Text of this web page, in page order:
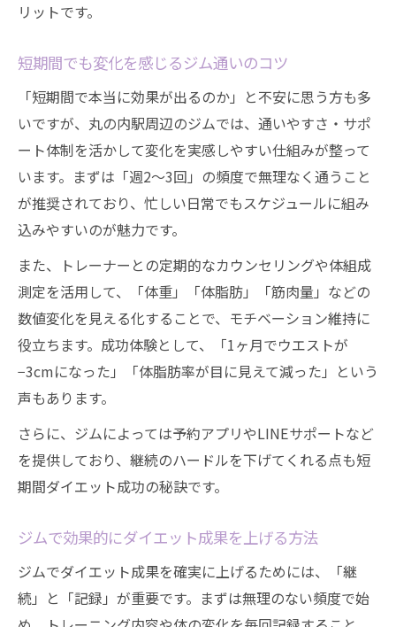
リットです。
短期間でも変化を感じるジム通いのコツ
「短期間で本当に効果が出るのか」と不安に思う方も多
いですが、丸の内駅周辺のジムでは、通いやすさ・サポ
ート体制を活かして変化を実感しやすい仕組みが整って
います。まずは「週2～3回」の頻度で無理なく通うこと
が推奨されており、忙しい日常でもスケジュールに組み
込みやすいのが魅力です。
また、トレーナーとの定期的なカウンセリングや体組成
測定を活用して、「体重」「体脂肪」「筋肉量」などの
数値変化を見える化することで、モチベーション維持に
役立ちます。成功体験として、「1ヶ月でウエストが
−3cmになった」「体脂肪率が目に見えて減った」という
声もあります。
さらに、ジムによっては予約アプリやLINEサポートなど
を提供しており、継続のハードルを下げてくれる点も短
期間ダイエット成功の秘訣です。
ジムで効果的にダイエット成果を上げる方法
ジムでダイエット成果を確実に上げるためには、「継
続」と「記録」が重要です。まずは無理のない頻度で始